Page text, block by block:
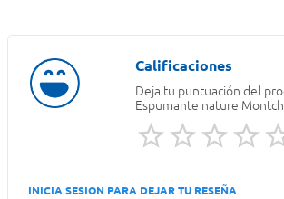
Deja tu puntuación del
Espumante nature
INICIA SESION PARA DEJAR TU RESEÑA